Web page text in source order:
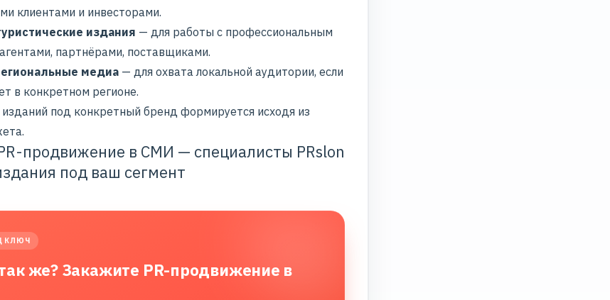
клиентами и инвесторами.
издания — для работы с профессиональным
партнёрами, поставщиками.
медиа — для охвата локальной аудитории, если
в конкретном регионе.
изданий под конкретный бренд формируется исходя из
продвижение в СМИ — специалисты PRslon
под ваш сегмент
КЛЮЧ
же? Закажите PR-продвижение в